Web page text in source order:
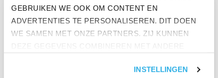
GEBRUIKEN WE OOK OM CONTENT EN
ADVERTENTIES TE PERSONALISEREN. DIT DOEN
WE SAMEN MET ONZE PARTNERS. ZIJ KUNNEN
ACCEPTEREN' ALS JE INSTEMT MET ALLE
INSTELLINGEN